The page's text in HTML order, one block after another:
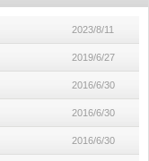
2023/8/11
2019/6/27
2016/6/30
2016/6/30
2016/6/30